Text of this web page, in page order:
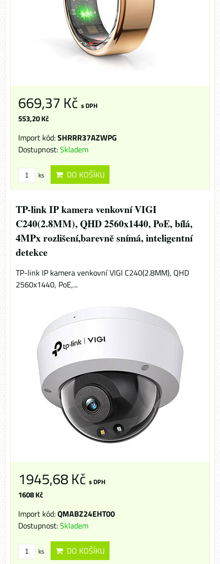
669,37 Kč s DPH
553,20 Kč
Import kód:SHRRR37AZWPG
Dostupnost:Skladem
ks DO KOŠÍKU
TP-link IP kamera venkovní VIGI
C240(2.8MM), QHD 2560x1440, PoE, bílá,
4MPx rozlišení,barevně snímá, inteligentní
detekce
TP-link IP kamera venkovní VIGI C240(2.8MM), QHD
2560x1440, PoE,...
1945,68 Kč s DPH
1608 Kč
Import kód:QMABZ24EHT00
Dostupnost:Skladem
ks DO KOŠÍKU